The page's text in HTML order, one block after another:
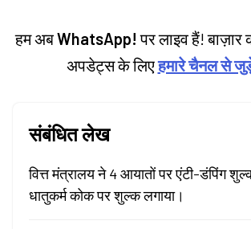
हम अबWhatsApp! पर लाइव हैं!
अपडेट्स के लिएहमारे चैनल से
संबंधित लेख
वित्त मंत्रालय ने 4 आयातों पर एंटी-डंपिंग
धातुकर्म कोक पर शुल्क लगाया।